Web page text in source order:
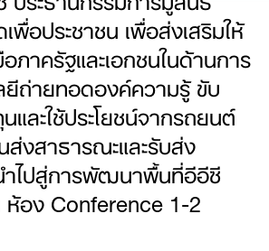
พื่อประชาชน เพื่อส่งเสริมให้
ภาครัฐและเอกชนในด้านการ
ถ่ายทอดองค์ความรู้ ขับ
และใช้ประโยชน์จากรถยนต์
ส่งสาธารณะและรับส่ง
ไปสู่การพัฒนาพื้นที่อีอีซี
อง Conference 1-2